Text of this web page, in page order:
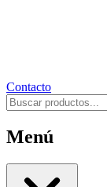
Contacto
Menú